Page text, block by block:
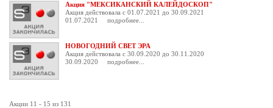
Акция "МЕКСИКАНСКИЙ КАЛЕЙДОСКОП"
Акция действовала с 01.07.2021 до 30.09.2021
01.07.2021
подробнее...
НОВОГОДНИЙ СВЕТ ЭРА
Акция действовала с 30.09.2020 до 30.11.2020
30.09.2020
подробнее...
Акции 11 - 15 из 131